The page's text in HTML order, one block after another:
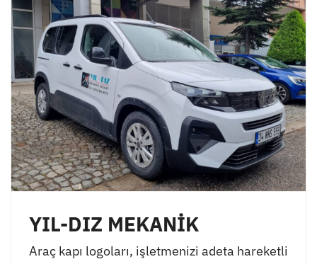
YIL-DIZ MEKANİK
Araç kapı logoları, işletmenizi adeta hareketli